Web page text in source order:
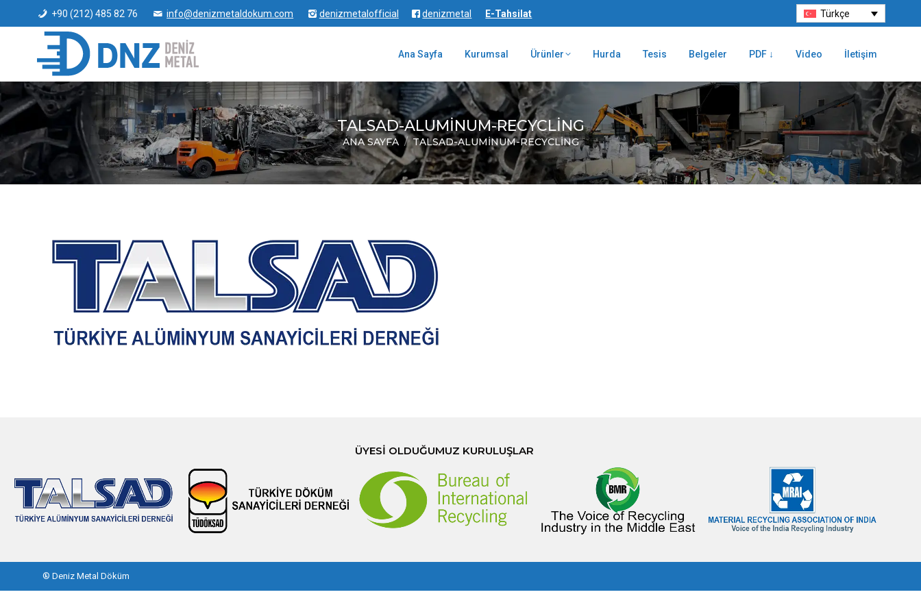
+90 (212) 485 82 76 info@denizmetaldokum.com denizmetalofficial denizmetal E-Tahsilat Türkçe
Ana Sayfa Kurumsal Ürünler Hurda Tesis Belgeler PDF ↓ Video İletişim
TALSAD-ALUMINUM-RECYCLING
You are here:
ANA SAYFA TALSAD-ALUMINUM-RECYCLING
ÜYESI OLDUĞUMUZ KURULUŞLAR
® Deniz Metal Döküm